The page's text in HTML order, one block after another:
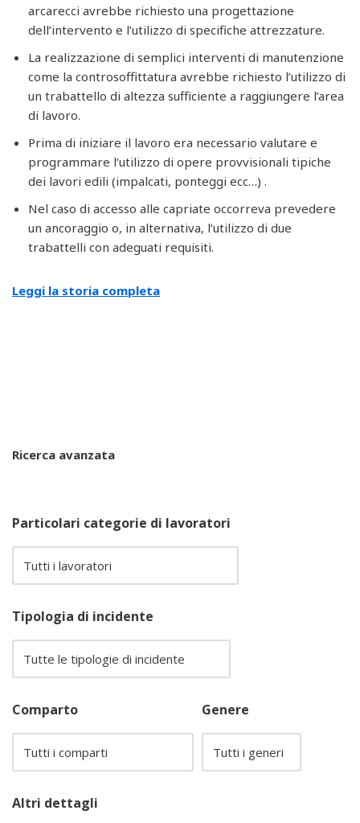
arcarecci avrebbe richiesto una progettazione
dell’intervento e l’utilizzo di specifiche attrezzature.
La realizzazione di semplici interventi di manutenzione
come la controsoffittatura avrebbe richiesto l’utilizzo di
un trabattello di altezza sufficiente a raggiungere l’area
di lavoro.
Prima di iniziare il lavoro era necessario valutare e
programmare l’utilizzo di opere provvisionali tipiche
dei lavori edili (impalcati, ponteggi ecc…) .
Nel caso di accesso alle capriate occorreva prevedere
un ancoraggio o, in alternativa, l’utilizzo di due
trabattelli con adeguati requisiti.
Leggi la storia completa
Ricerca avanzata
Particolari categorie di lavoratori
Tipologia di incidente
Comparto Genere
Altri dettagli